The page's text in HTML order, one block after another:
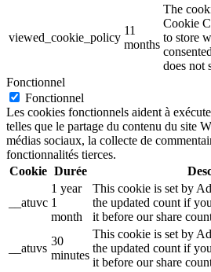
viewed_cookie_policy
11
months
The
Cookie
to store
does not
Fonctionnel
Fonctionnel
Les cookies fonctionnels aident à
telles que le partage du contenu du site
médias sociaux, la collecte de
fonctionnalités tierces.
Cookie Durée
__atuvc
1 year
1
month
This cookie is set by
the updated count if
it before our share
__atuvs
30
minutes
This cookie is set by
the updated count if
it before our share